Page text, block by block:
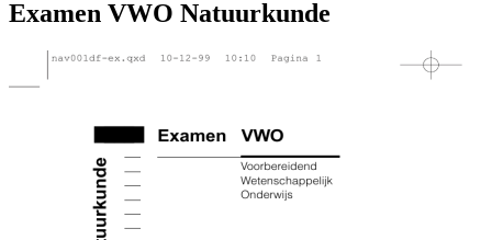
Examen VWO Natuurkunde